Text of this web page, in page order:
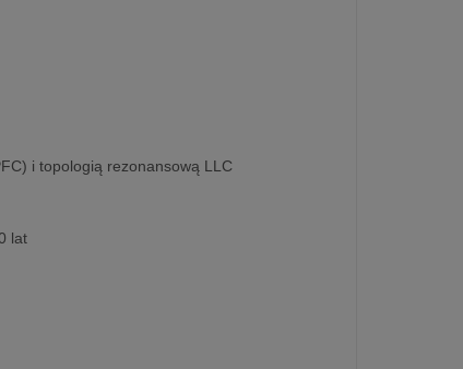
i topologią rezonansową LLC
lat